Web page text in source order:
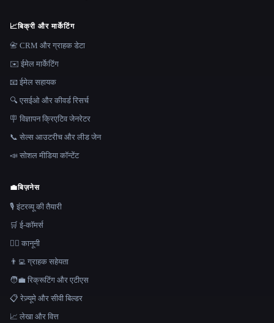
📈बिक्री और मार्केटिंग
📇 CRM और ग्राहक डेटा
✉️ ईमेल मार्केटिंग
📧 ईमेल सहायक
🔍 एसईओ और कीवर्ड रिसर्च
🪧 विज्ञापन क्रिएटिव जेनरेटर
📞 सेल्स आउटरीच और लीड जेन
📣 सोशल मीडिया कॉन्टेंट
💼बिज़नेस
🎙️ इंटरव्यू की तैयारी
🛒 ई-कॉमर्स
👩‍⚖️ कानूनी
👨‍💻 ग्राहक सहेयता
🧑‍💼 रिक्रूटिंग और एटीएस
📋 रेज़्यूमे और सीवी बिल्डर
📈 लेखा और वित्त